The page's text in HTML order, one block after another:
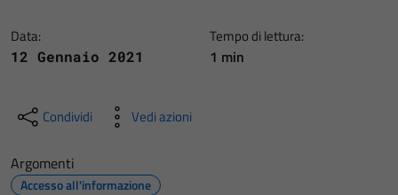
Data:
12 Gennaio 2021
Tempo di lettura:
1 min
Condividi Vedi azioni
Argomenti
Accesso all'informazione